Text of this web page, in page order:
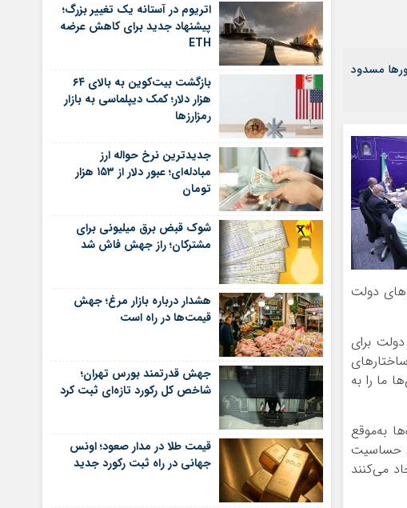
آپارات
اپلیکیشن
مرا به خاطر بسپار
مسدود
دولت
برای
ما را به
به‌موقع
حساسیت
می‌کنند
اتریوم در آستانه یک تغییر بزرگ؛
پیشنهاد جدید برای کاهش عرضه
ETH
بازگشت بیت‌کوین به بالای ۶۴
هزار دلار؛ کمک دیپلماسی به بازار
رمزارزها
جدیدترین نرخ حواله ارز
مبادله‌ای؛ عبور دلار از ۱۵۳ هزار
تومان
شوک قبض برق میلیونی برای
مشترکان؛ راز جهش فاش شد
هشدار درباره بازار مرغ؛ جهش
قیمت‌ها در راه است
جهش قدرتمند بورس تهران؛
شاخص کل رکورد تازه‌ای ثبت کرد
قیمت طلا در مدار صعود؛ اونس
جهانی در راه ثبت رکورد جدید